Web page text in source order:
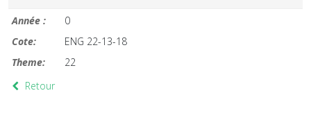
Année :
0
Cote:
ENG 22-13-18
Theme:
22
Retour